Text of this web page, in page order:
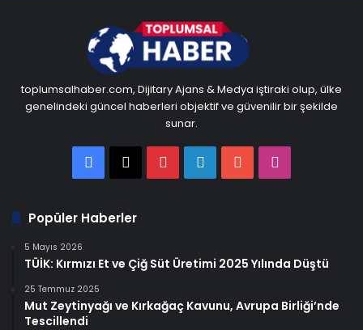
toplumsalhaber.com, Dijitary Ajans & Medya iştiraki olup, ülke
genelindeki güncel haberleri objektif ve güvenilir bir şekilde
sunar.
Facebook
X PinterestLinkedInYouTube
Popüler Haberler
5 Mayıs 2026
TÜİK: Kırmızı Et ve Çiğ Süt Üretimi 2025 Yılında Düştü
25 Temmuz 2025
Mut Zeytinyağı ve Kırkağaç Kavunu, Avrupa Birliği’nde
Tescillendi